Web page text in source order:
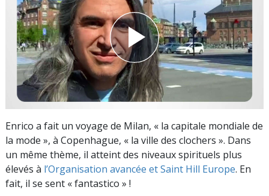
Enrico a fait un voyage de Milan, « la capitale mondiale de
la mode », à Copenhague, « la ville des clochers ». Dans
un même thème, il atteint des niveaux spirituels plus
élevés à l’Organisation avancée et Saint Hill Europe. En
fait, il se sent « fantastico » !